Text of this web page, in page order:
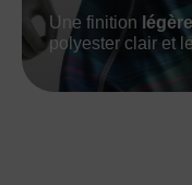
Une finition
polyester clair et